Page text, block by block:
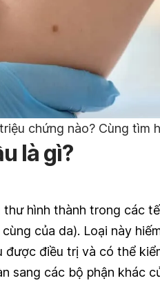
chứng nào? Cùng tìm
là gì?
thư hình thành trong các
của da). Loại này
được điều trị và có thể
sang các bộ phận khác